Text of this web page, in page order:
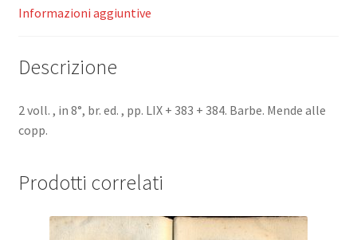
et
Chrètienne.
d'une
introduction
J.
quantità
Informazioni aggiuntive
Descrizione
2 voll. , in 8°, br. ed. , pp. LIX + 383 + 384. Barbe. Mende alle
copp.
Prodotti correlati